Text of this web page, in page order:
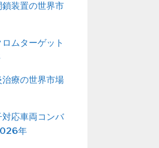
装置の世界市
ムターゲット
療の世界市場
応車両コンバ
年